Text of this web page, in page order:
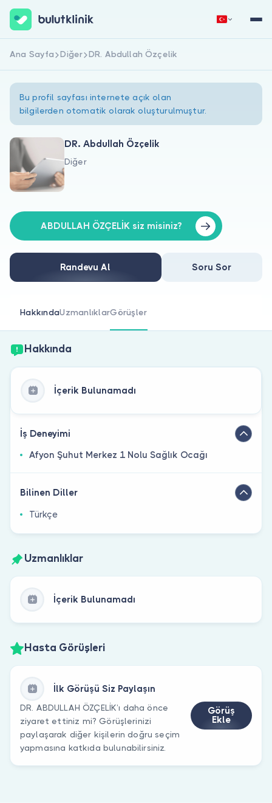
Hakkımızda
Doktorlar için
Doktor musunuz?
Hemen Kaydol
Ana Sayfa Diğer DR. Abdullah Özçelik
Bu profil sayfası internete açık olan
bilgilerden otomatik olarak oluşturulmuştur.
DR. Abdullah Özçelik
Diğer
ABDULLAH ÖZÇELİK siz misiniz?
Randevu Al Soru Sor
HakkındaUzmanlıklarGörüşler
Hakkında
İçerik Bulunamadı
İş Deneyimi
Afyon Şuhut Merkez 1 Nolu Sağlık Ocağı
Bilinen Diller
Türkçe
Uzmanlıklar
İçerik Bulunamadı
Hasta Görüşleri
İlk Görüşü Siz Paylaşın
DR. ABDULLAH ÖZÇELİK’ı daha önce
ziyaret ettiniz mi? Görüşlerinizi
paylaşarak diğer kişilerin doğru seçim
yapmasına katkıda bulunabilirsiniz.
Görüş
Ekle